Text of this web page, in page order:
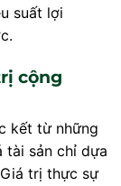
suất lợi
cộng
kết từ những
sản chỉ dựa
trị thực sự